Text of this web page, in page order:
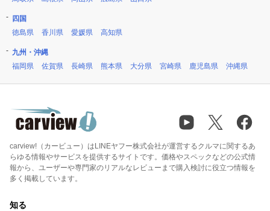
四国
徳島県
香川県 愛媛県 高知県
九州・沖縄
福岡県
佐賀県 長崎県 熊本県 大分県 宮崎県 鹿児島県 沖縄県
carview!（カービュー）はLINEヤフー株式会社が運営するクルマに関するあ
らゆる情報やサービスを提供するサイトです。価格やスペックなどの公式情
報から、ユーザーや専門家のリアルなレビューまで購入検討に役立つ情報を
多く掲載しています。
知る